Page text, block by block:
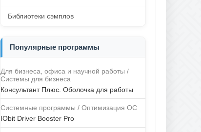
Библиотеки сэмплов
Популярные программы
Для бизнеса, офиса и научной работы /
Системы для бизнеса
Консультант Плюс. Оболочка для работы
Системные программы / Оптимизация ОС
IObit Driver Booster Pro